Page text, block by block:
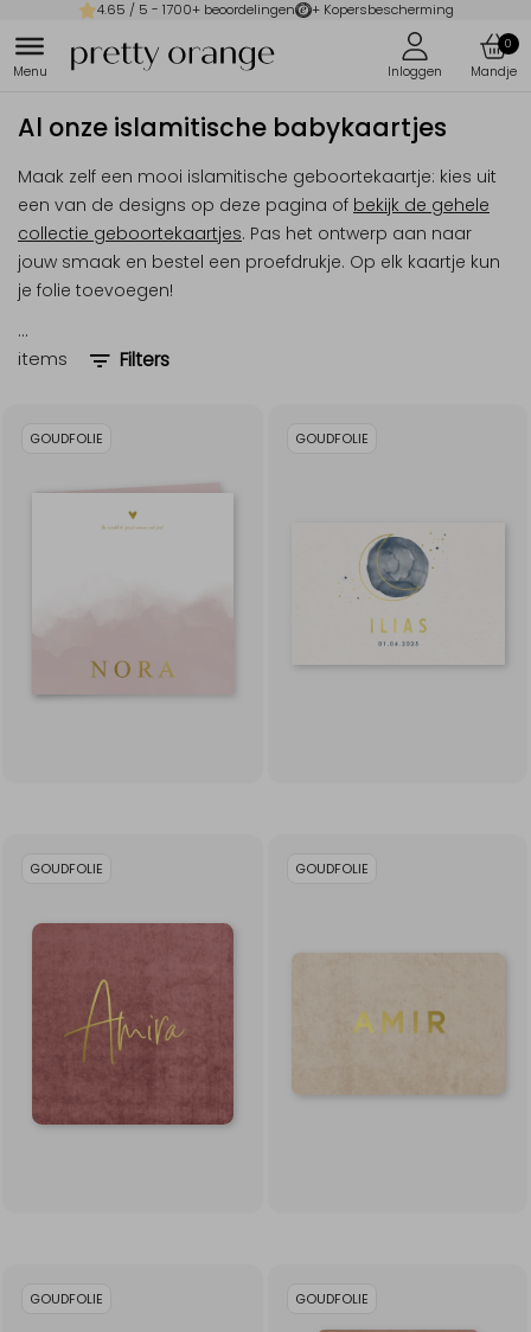
4.65 / 5 - 1700+ beoordelingen + Kopersbescherming
0
Al onze islamitische babykaartjes
Maak zelf een mooi islamitische geboortekaartje: kies uit
een van de designs op deze pagina of bekijk de gehele
collectie geboortekaartjes. Pas het ontwerp aan naar
jouw smaak en bestel een proefdrukje. Op elk kaartje kun
je folie toevoegen!
…
items
Filters
GOUDFOLIE GOUDFOLIE
GOUDFOLIE GOUDFOLIE
GOUDFOLIE GOUDFOLIE